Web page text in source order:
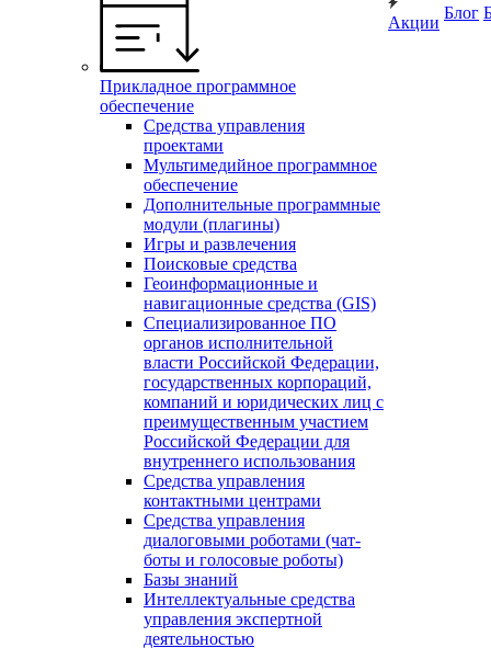
Прикладное программное
обеспечение
Средства управления
проектами
Мультимедийное программное
обеспечение
Дополнительные программные
модули (плагины)
Игры и развлечения
Поисковые средства
Геоинформационные и
навигационные средства (GIS)
Специализированное ПО
органов исполнительной
власти Российской Федерации,
государственных корпораций,
компаний и юридических лиц с
преимущественным участием
Российской Федерации для
внутреннего использования
Средства управления
контактными центрами
Средства управления
диалоговыми роботами (чат-
боты и голосовые роботы)
Базы знаний
Интеллектуальные средства
управления экспертной
деятельностью
Акции
Блог